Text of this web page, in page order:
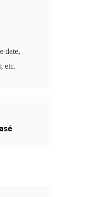
date,
etc.